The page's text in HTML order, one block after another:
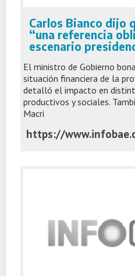
Carlos Bianco dijo
“una referencia
escenario
El ministro de Gobierno
situación financiera de la
detalló el impacto en
productivos y sociales.
Macri